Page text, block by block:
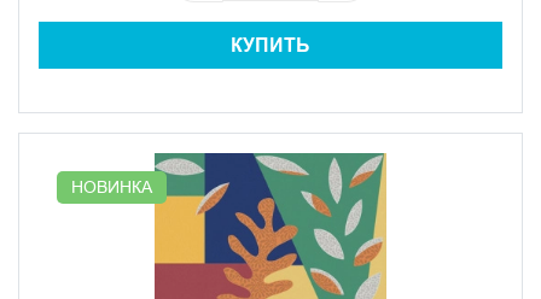
КУПИТЬ
НОВИНКА